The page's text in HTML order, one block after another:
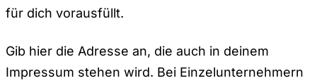
für dich vorausfüllt.
Gib hier die Adresse an, die auch in deinem
Impressum stehen wird. Bei Einzelunternehmern